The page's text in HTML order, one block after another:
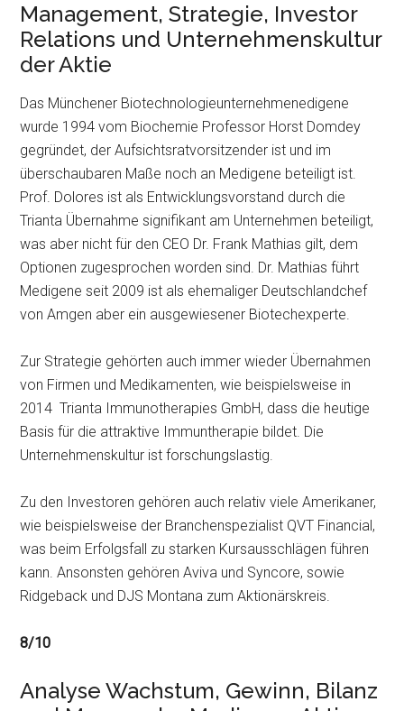
Management, Strategie, Investor
Relations und Unternehmenskultur
der Aktie
Das Münchener Biotechnologieunternehmenedigene
wurde 1994 vom Biochemie Professor Horst Domdey
gegründet, der Aufsichtsratvorsitzender ist und im
überschaubaren Maße noch an Medigene beteiligt ist.
Prof. Dolores ist als Entwicklungsvorstand durch die
Trianta Übernahme signifikant am Unternehmen beteiligt,
was aber nicht für den CEO Dr. Frank Mathias gilt, dem
Optionen zugesprochen worden sind. Dr. Mathias führt
Medigene seit 2009 ist als ehemaliger Deutschlandchef
von Amgen aber ein ausgewiesener Biotechexperte.
Zur Strategie gehörten auch immer wieder Übernahmen
von Firmen und Medikamenten, wie beispielsweise in
2014 Trianta Immunotherapies GmbH, dass die heutige
Basis für die attraktive Immuntherapie bildet. Die
Unternehmenskultur ist forschungslastig.
Zu den Investoren gehören auch relativ viele Amerikaner,
wie beispielsweise der Branchenspezialist QVT Financial,
was beim Erfolgsfall zu starken Kursausschlägen führen
kann. Ansonsten gehören Aviva und Syncore, sowie
Ridgeback und DJS Montana zum Aktionärskreis.
8/10
Analyse Wachstum, Gewinn, Bilanz